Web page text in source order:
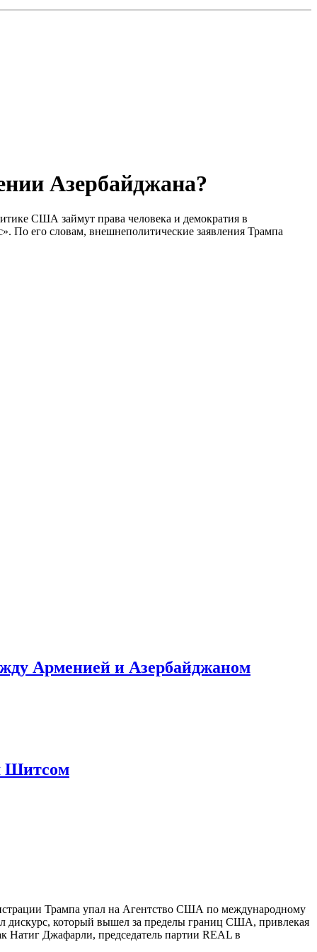
Азербайджана?
США займут права человека и демократия в
По его словам, внешнеполитические заявления Трампа
Арменией и Азербайджаном
Шитсом
Трампа упал на Агентство США по международному
дискурс, который вышел за пределы границ США, привлекая
Натиг Джафарли, председатель партии REAL в